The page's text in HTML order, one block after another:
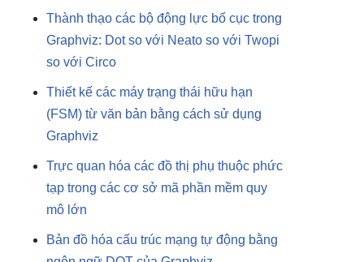
Thành thạo các bộ động lực bố cục trong
Graphviz: Dot so với Neato so với Twopi
so với Circo
Thiết kế các máy trạng thái hữu hạn
(FSM) từ văn bản bằng cách sử dụng
Graphviz
Trực quan hóa các đồ thị phụ thuộc phức
tạp trong các cơ sở mã phần mềm quy
mô lớn
Bản đồ hóa cấu trúc mạng tự động bằng